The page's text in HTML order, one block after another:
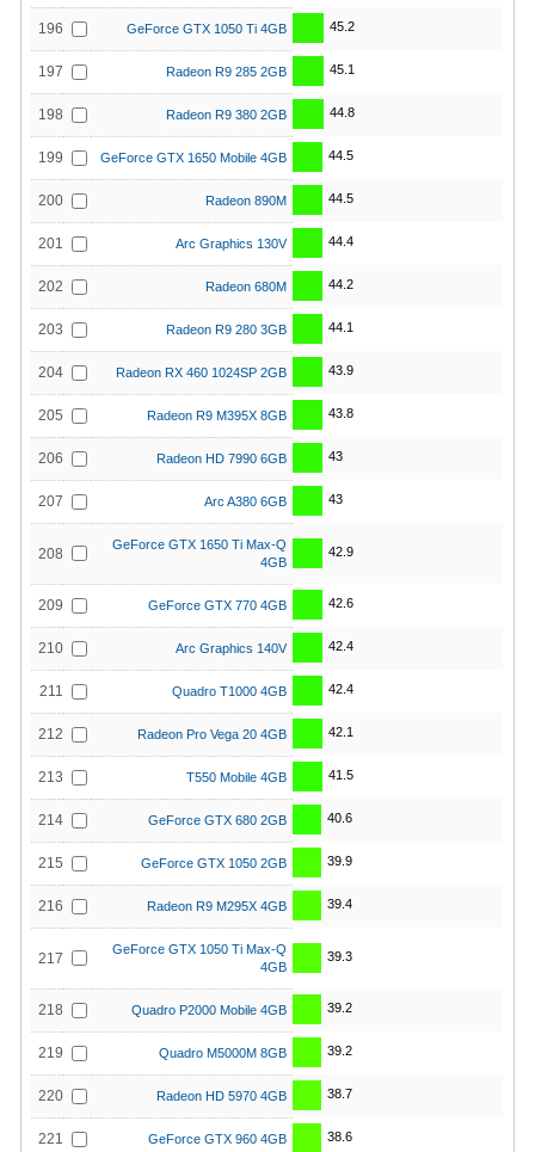
196 GeForce GTX 1050 Ti 4GB 45.2
197 Radeon R9 285 2GB 45.1
198 Radeon R9 380 2GB 44.8
199 GeForce GTX 1650 Mobile 4GB 44.5
200 Radeon 890M 44.5
201 Arc Graphics 130V 44.4
202 Radeon 680M 44.2
203 Radeon R9 280 3GB 44.1
204 Radeon RX 460 1024SP 2GB 43.9
205 Radeon R9 M395X 8GB 43.8
206 Radeon HD 7990 6GB 43
207 Arc A380 6GB 43
208
GeForce GTX 1650 Ti Max-Q
4GB
42.9
209 GeForce GTX 770 4GB 42.6
210 Arc Graphics 140V 42.4
211 Quadro T1000 4GB 42.4
212 Radeon Pro Vega 20 4GB 42.1
213 T550 Mobile 4GB 41.5
214 GeForce GTX 680 2GB 40.6
215 GeForce GTX 1050 2GB 39.9
216 Radeon R9 M295X 4GB 39.4
217
GeForce GTX 1050 Ti Max-Q
4GB
39.3
218 Quadro P2000 Mobile 4GB 39.2
219 Quadro M5000M 8GB 39.2
220 Radeon HD 5970 4GB 38.7
221 GeForce GTX 960 4GB 38.6